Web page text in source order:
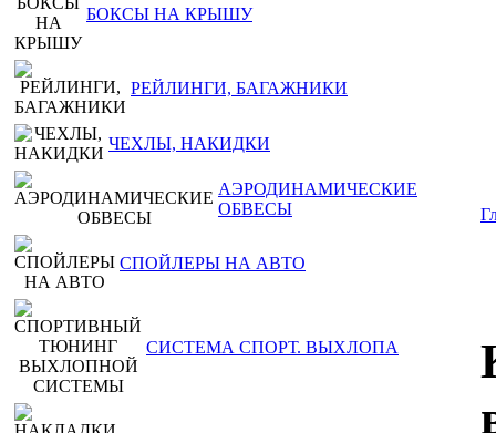
БОКСЫ НА КРЫШУ
РЕЙЛИНГИ, БАГАЖНИКИ
ЧЕХЛЫ, НАКИДКИ
АЭРОДИНАМИЧЕСКИЕ
ОБВЕСЫ
СПОЙЛЕРЫ НА АВТО
СИСТЕМА СПОРТ. ВЫХЛОПА